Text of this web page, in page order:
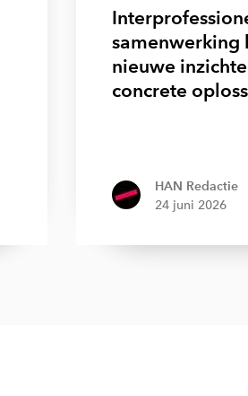
samenwerking
nieuwe
concrete
HAN Redactie
24 juni 2026